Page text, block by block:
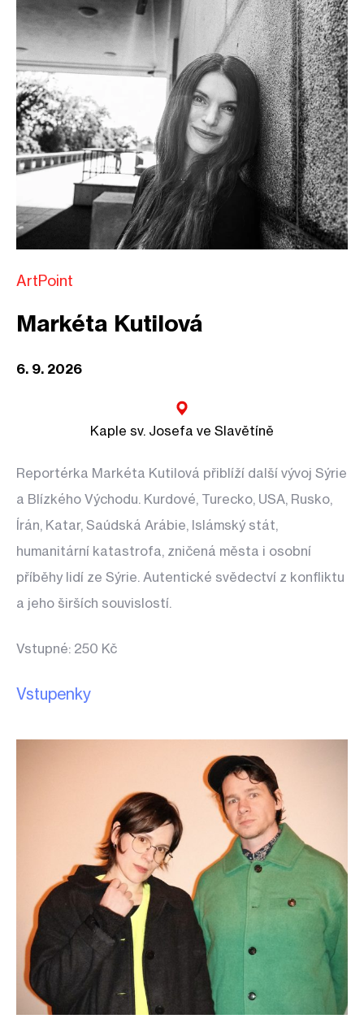
ArtPoint
Markéta Kutilová
6. 9. 2026
Kaple sv. Josefa ve Slavětíně
Reportérka Markéta Kutilová přiblíží další vývoj Sýrie
a Blízkého Východu. Kurdové, Turecko, USA, Rusko,
Írán, Katar, Saúdská Arábie, Islámský stát,
humanitární katastrofa, zničená města i osobní
příběhy lidí ze Sýrie. Autentické svědectví z konfliktu
a jeho širších souvislostí.
Vstupné: 250 Kč
Vstupenky